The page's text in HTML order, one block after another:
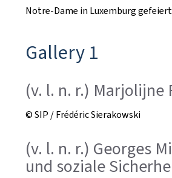
Notre-Dame in Luxemburg
Gallery 1
(v. l. n. r.)
© SIP / Frédéric Sierakowski
(v. l. n. r.) Georges
und soziale